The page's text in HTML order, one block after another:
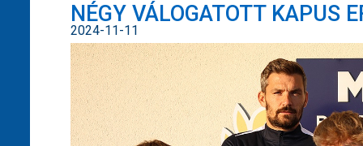
NÉGY VÁLOGATOTT KAPUS
2024-11-11